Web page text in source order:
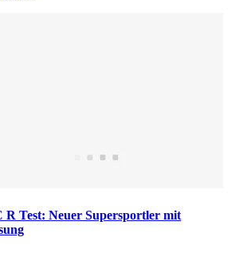
R Test: Neuer Supersportler mit